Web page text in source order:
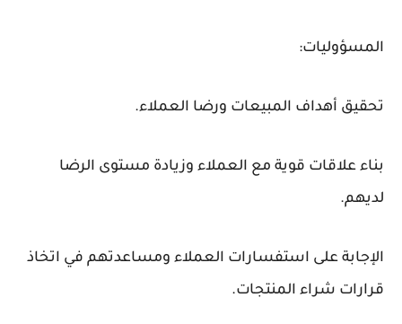
المسؤوليات:
تحقيق أهداف المبيعات ورضا العملاء.
بناء علاقات قوية مع العملاء وزيادة مستوى الرضا
لديهم.
الإجابة على استفسارات العملاء ومساعدتهم في اتخاذ
قرارات شراء المنتجات.